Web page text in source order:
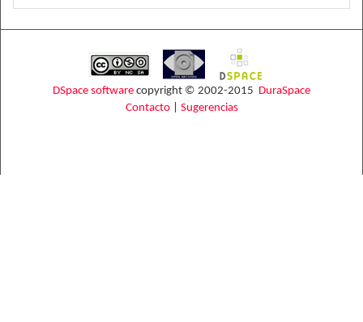
DSpace software copyright © 2002-2015 DuraSpace
Contacto| Sugerencias